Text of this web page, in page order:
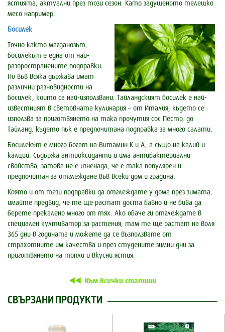
ястията, актуални през този сезон. Като задушеното телешко
месо например.
Босилек
Точно както магданозът,
босилекът е една от най-
разпространените подправки.
Но във всяка държава имат
различни разновидности на
босилек, които са най-използвани. Тайландският босилек е най-
известният в световната кулинария – от Италия, където се
използва за приготвянето на така прочутия сос Песто, до
Тайланд, където пък е предпочитана подправка за много салати.
Босилекът е много богат на Витамин К и А, а също на калий и
калций. Съдържа антиоксиданти и има антибактериални
свойства, затова не е изненада, че е така популярен и
предпочитан за отглеждане във всеки дом и градина.
Която и от тези подправки да отглеждате у дома през зимата,
имайте предвид, че те ще растат доста бавно и не бива да
берете прекалено много от тях. Ако обаче ги отглеждате в
специален култиватор за растения, там те ще растат на воля
365 дни в годината и можете да се възползвате от
страхотните им качества и през студените зимни дни за
приготвянето на топли и вкусни ястия.
Към всички статиии
СВЪРЗАНИ ПРОДУКТИ